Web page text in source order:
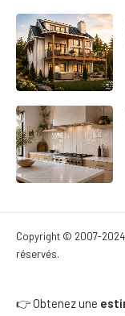
Copyright © 2007-
réservés.
Se lancer dans un
excitant… mais
projets sont
planification.
les étapes
l’importance de
Dessins
👉 Obtenez une